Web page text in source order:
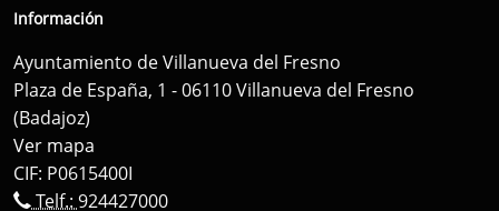
Información
Ayuntamiento de Villanueva del Fresno
Plaza de España, 1 - 06110 Villanueva del Fresno
(Badajoz)
Ver mapa
CIF: P0615400I
Telf.: 924427000